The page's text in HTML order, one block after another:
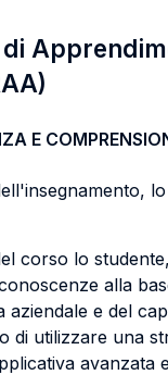
E
corso lo
alla
aziendale e del
di utilizzare una
avanzata